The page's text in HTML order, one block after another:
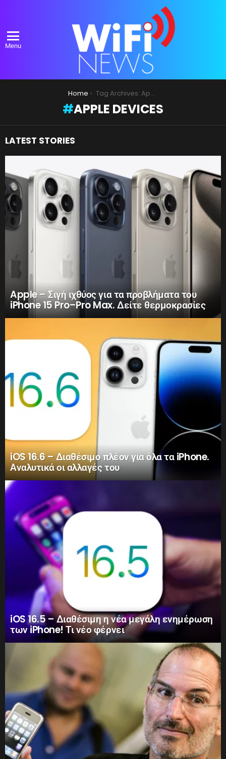
Menu
Home Tag Archives: Apple Devices
APPLE DEVICES
LATEST STORIES
Apple – Σιγή ιχθύος για τα προβλήματα του
iPhone 15 Pro–Pro Max. Δείτε θερμοκρασίες
iOS 16.6 – Διαθέσιμο πλέον για όλα τα iPhone.
Αναλυτικά οι αλλαγές του
iOS 16.5 – Διαθέσιμη η νέα μεγάλη ενημέρωση
των iPhone! Τι νέο φέρνει